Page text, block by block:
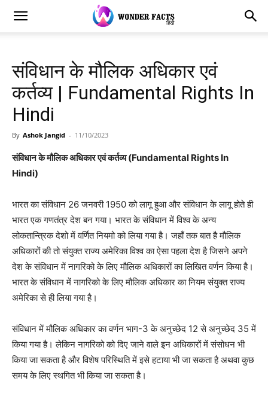
संविधान के मौलिक अधिकार एवं
कर्तव्य | Fundamental Rights In
Hindi
By Ashok Jangid - 11/10/2023
संविधान के मौलिक अधिकार एवं कर्तव्य (Fundamental Rights In
Hindi)
भारत का संविधान 26 जनवरी 1950 को लागू हुआ और संविधान के लागू होते ही
भारत एक गणतंत्र देश बन गया। भारत के संविधान में विश्व के अन्य
लोकतान्त्रिक देशो में वर्णित नियमो को लिया गया है। जहाँ तक बात है मौलिक
अधिकारों की तो संयुक्त राज्य अमेरिका विश्व का ऐसा पहला देश है जिसने अपने
देश के संविधान में नागरिको के लिए मौलिक अधिकारों का लिखित वर्णन किया है।
भारत के संविधान में नागरिको के लिए मौलिक अधिकार का नियम संयुक्त राज्य
अमेरिका से ही लिया गया है।
संविधान में मौलिक अधिकार का वर्णन भाग-3 के अनुच्छेद 12 से अनुच्छेद 35 में
किया गया है। लेकिन नागरिको को दिए जाने वाले इन अधिकारों में संसोधन भी
किया जा सकता है और विशेष परिस्थिति में इसे हटाया भी जा सकता है अथवा कुछ
समय के लिए स्थगित भी किया जा सकता है।